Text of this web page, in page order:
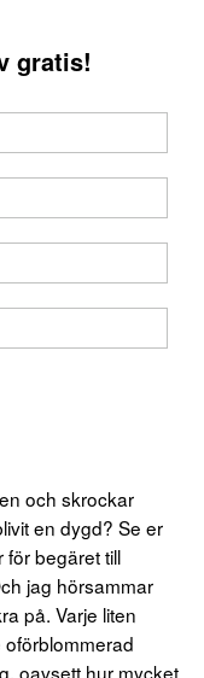
gratis!
och skrockar
en dygd? Se er
för begäret till
jag hörsammar
på. Varje liten
oavsett hur mycket